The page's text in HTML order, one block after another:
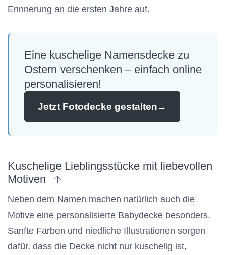
Erinnerung an die ersten Jahre auf.
Eine kuschelige Namensdecke zu
Ostern verschenken – einfach online
personalisieren!
Jetzt Fotodecke gestalten →
Kuschelige Lieblingsstücke mit liebevollen
Motiven
Neben dem Namen machen natürlich auch die
Motive eine personalisierte Babydecke besonders.
Sanfte Farben und niedliche Illustrationen sorgen
dafür, dass die Decke nicht nur kuschelig ist,